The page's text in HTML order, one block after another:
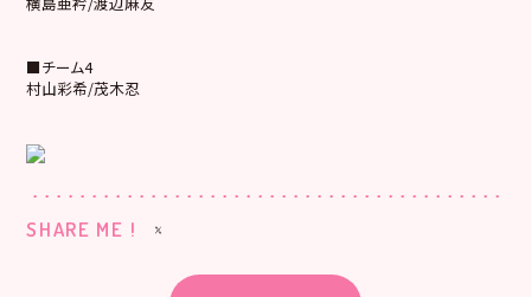
■チーム4
村山彩希/茂木忍
SHARE ME !